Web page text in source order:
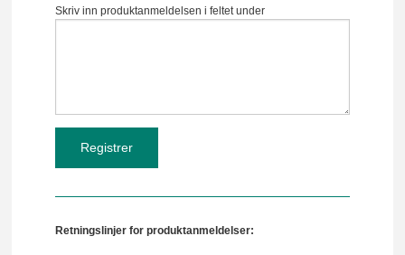
Skriv inn produktanmeldelsen i feltet under
Retningslinjer for produktanmeldelser: